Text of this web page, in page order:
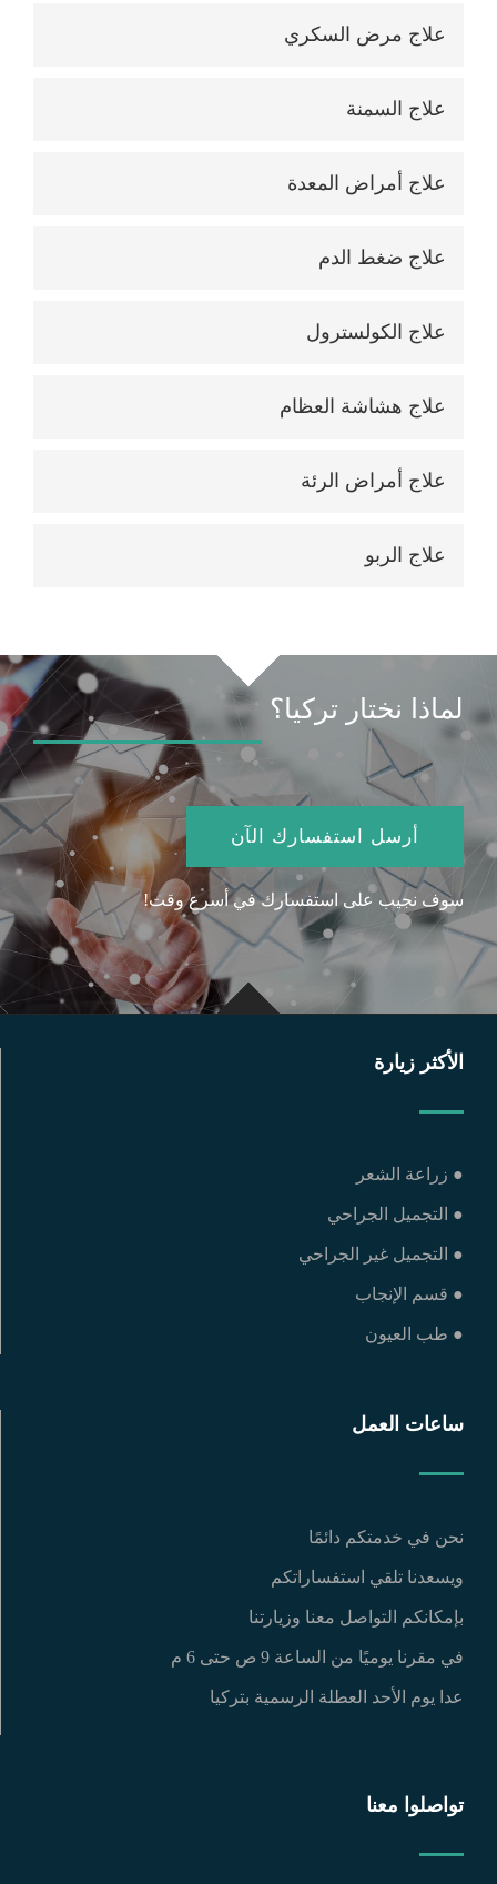
علاج مرض السكري
علاج السمنة
علاج أمراض المعدة
علاج ضغط الدم
علاج الكولسترول
علاج هشاشة العظام
علاج أمراض الرئة
علاج الربو
لماذا نختار تركيا؟
أرسل استفسارك الآن
سوف نجيب على استفسارك في أسرع وقت!
الأكثر زيارة
● زراعة الشعر
● التجميل الجراحي
● التجميل غير الجراحي
● قسم الإنجاب
● طب العيون
ساعات العمل
نحن في خدمتكم دائمًا
ويسعدنا تلقي استفساراتكم
بإمكانكم التواصل معنا وزيارتنا
في مقرنا يوميًا من الساعة 9 ص حتى 6 م
عدا يوم الأحد العطلة الرسمية بتركيا
تواصلوا معنا